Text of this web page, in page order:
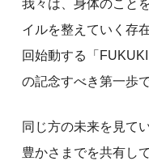
我々は、身体のこと
イルを整えていく存
回始動する「
の記念すべき第一歩で
同じ方の未来を見て
豊かさまでを共有し